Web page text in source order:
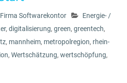
Firma Softwarekontor
Energie- /
, digitalisierung, green, greentech,
, mannheim, metropolregion, rhein-
, Wertschätzung, wertschöpfung,